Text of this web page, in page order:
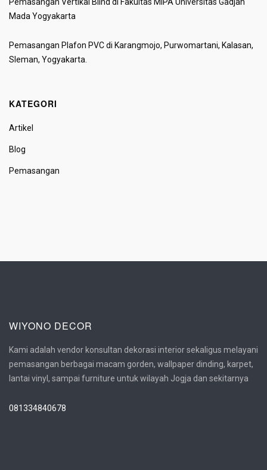
Pemasangan Vertikal Blind di Fakultas MIPA Universitas Gadjah
Mada Yogyakarta
Pemasangan Plafon PVC di Karangmojo, Purwomartani, Kalasan,
Sleman, Yogyakarta.
KATEGORI
Artikel
Blog
Pemasangan
WIYONO DECOR
Kami adalah vendor konsultan dekorasi interior sekaligus melayani
pemasangan berbagai macam gorden, wallpaper dinding, karpet,
lantai vinyl, sampai furniture untuk wilayah Jogja dan sekitarnya
081334840678